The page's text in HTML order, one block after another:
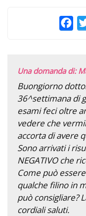
Una domanda di:
Buongiorno
36^settimana di
esami feci oltre
vedere che
accorta di avere
Sono arrivati i
NEGATIVO che
Come può
qualche filino in
può consigliare?
cordiali saluti.